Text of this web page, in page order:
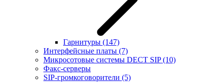
Гарнитуры (147)
Интерфейсные платы (7)
Микросотовые системы DECT SIP(10)
Факс-серверы
SIP-громкоговорители (5)